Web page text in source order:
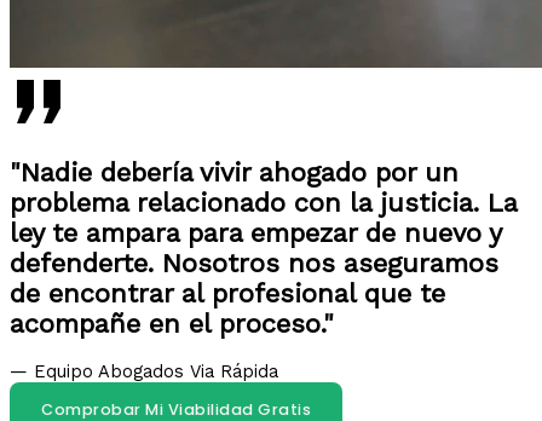
"Nadie debería vivir ahogado por un
problema relacionado con la justicia. La
ley te ampara para empezar de nuevo y
defenderte. Nosotros nos aseguramos
de encontrar al profesional que te
acompañe en el proceso."
— Equipo Abogados Via Rápida
Comprobar Mi Viabilidad Gratis